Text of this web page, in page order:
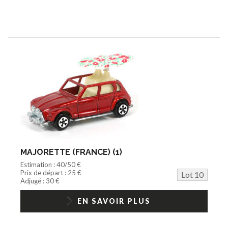
MAJORETTE (FRANCE) (1)
Estimation : 40/50 €
Prix de départ : 25 €
Lot 10
Adjugé : 30 €
EN SAVOIR PLUS